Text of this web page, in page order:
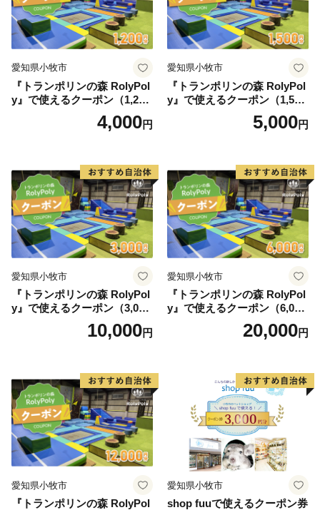
愛知県小牧市
『トランポリンの森 RolyPol
y』で使えるクーポン（1,200
4,000円
愛知県小牧市
『トランポリンの森 RolyPol
y』で使えるクーポン（1,500
5,000円
愛知県小牧市
『トランポリンの森 RolyPol
y』で使えるクーポン（3,000
10,000円
愛知県小牧市
『トランポリンの森 RolyPol
y』で使えるクーポン（6,000
20,000円
愛知県小牧市
『トランポリンの森 RolyPol
愛知県小牧市
shop fuuで使えるクーポン券